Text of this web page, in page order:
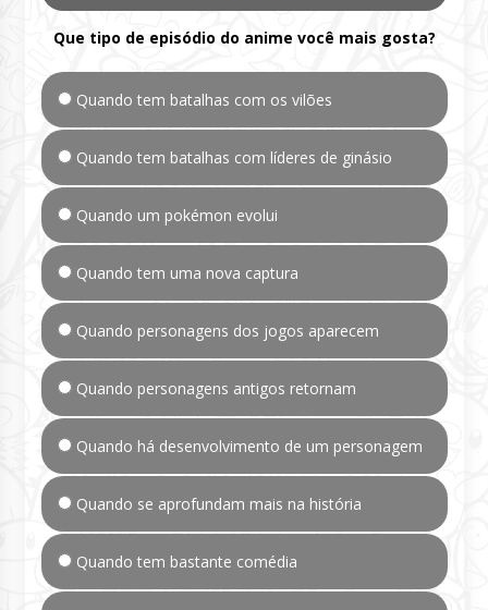
Que tipo de episódio do anime você mais gosta?
Quando tem batalhas com os vilões
Quando tem batalhas com líderes de ginásio
Quando um pokémon evolui
Quando tem uma nova captura
Quando personagens dos jogos aparecem
Quando personagens antigos retornam
Quando há desenvolvimento de um personagem
Quando se aprofundam mais na história
Quando tem bastante comédia